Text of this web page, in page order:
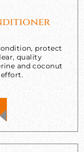
protect
quality
and coconut